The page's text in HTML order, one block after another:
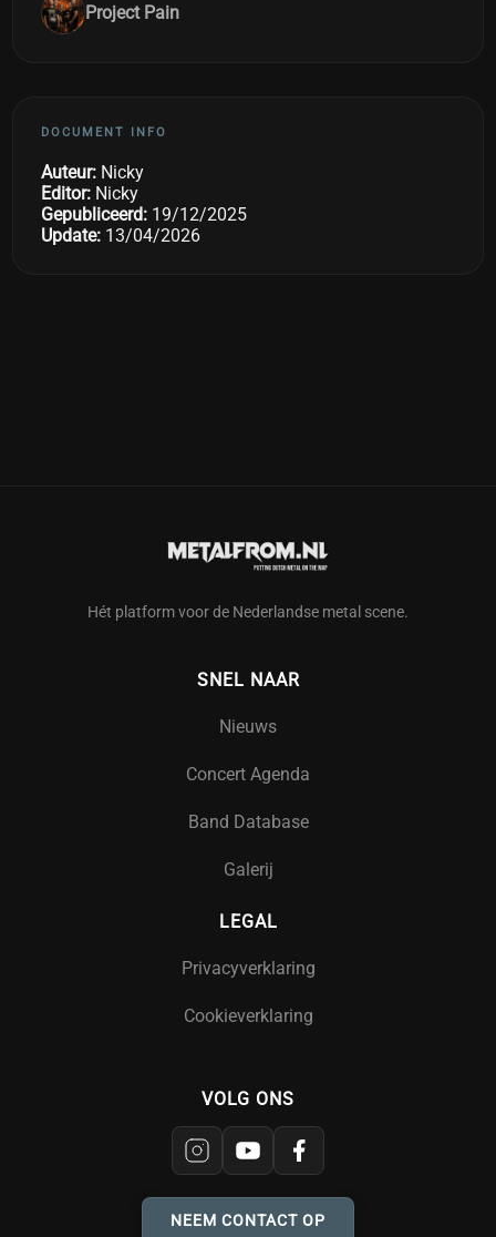
Project Pain
DOCUMENT INFO
Auteur: Nicky
Editor: Nicky
Gepubliceerd: 19/12/2025
Update: 13/04/2026
Hét platform voor de Nederlandse metal scene.
SNEL NAAR
Nieuws
Concert Agenda
Band Database
Galerij
LEGAL
Privacyverklaring
Cookieverklaring
VOLG ONS
NEEM CONTACT OP